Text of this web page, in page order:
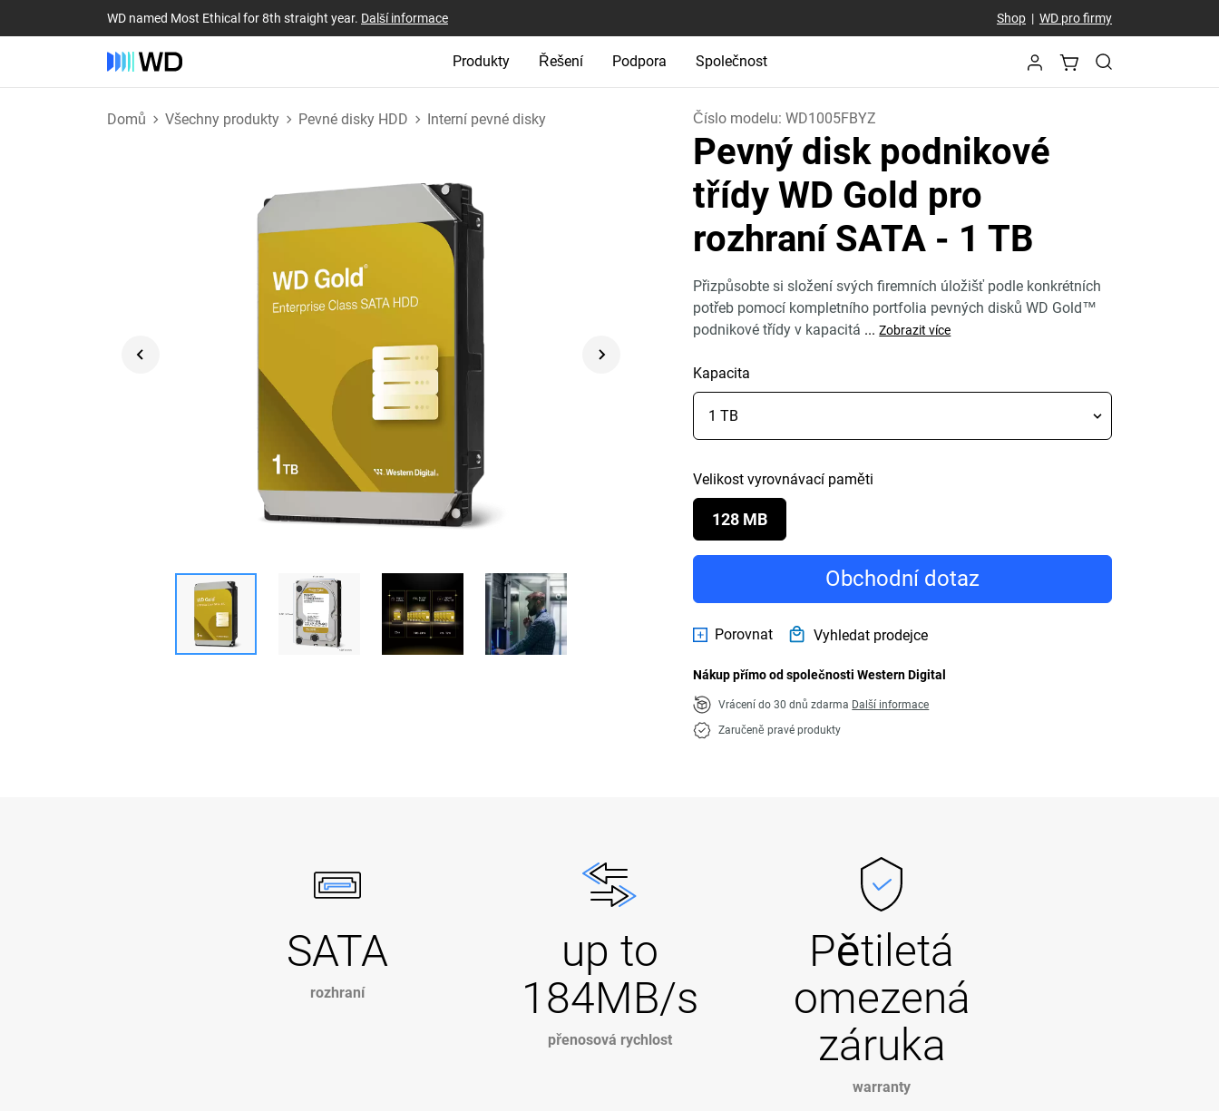
WD named Most Ethical for 8th straight year. Další informace Shop| WD pro firmy
Produkty Řešení Podpora Společnost
Domů Všechny produkty Pevné disky HDD Interní pevné disky Číslo modelu:WD1005FBYZ
Pevný disk podnikové
třídy WD Gold pro
rozhraní SATA - 1 TB
Přizpůsobte si složení svých firemních úložišť podle konkrétních
potřeb pomocí kompletního portfolia pevných disků WD Gold™
podnikové třídy v kapacitá ... Zobrazit více
Kapacita
Velikost vyrovnávací paměti
128 MB
Obchodní dotaz
Porovnat Vyhledat prodejce
Nákup přímo od společnosti Western Digital
Vrácení do 30 dnů zdarma Další informace
Zaručeně pravé produkty
SATA
rozhraní
up to
184MB/s
přenosová rychlost
Pětiletá
omezená
záruka
warranty